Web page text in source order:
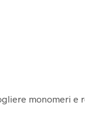
monomeri e